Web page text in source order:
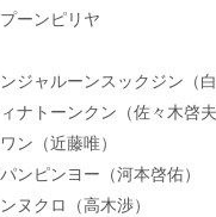
ーンピリヤ
ジャルーンスックジン（白
ナトーンクン（佐々木啓夫
ン（近藤唯）
ンピンヨー（河本啓佑）
ヌクロ（高木渉）